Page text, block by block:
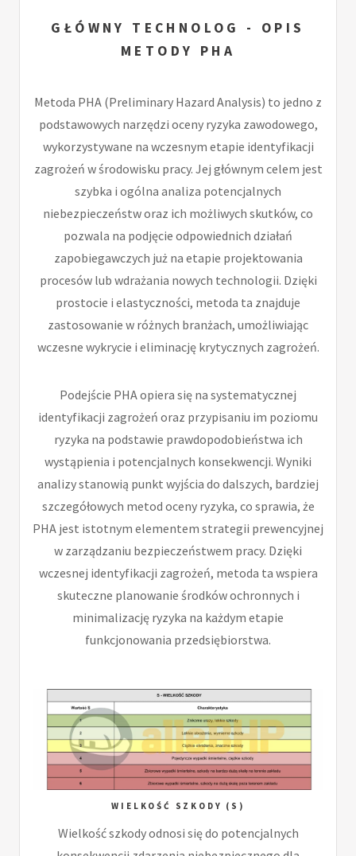
GŁÓWNY TECHNOLOG - OPIS
METODY PHA
Metoda PHA (Preliminary Hazard Analysis) to jedno z
podstawowych narzędzi oceny ryzyka zawodowego,
wykorzystywane na wczesnym etapie identyfikacji
zagrożeń w środowisku pracy. Jej głównym celem jest
szybka i ogólna analiza potencjalnych
niebezpieczeństw oraz ich możliwych skutków, co
pozwala na podjęcie odpowiednich działań
zapobiegawczych już na etapie projektowania
procesów lub wdrażania nowych technologii. Dzięki
prostocie i elastyczności, metoda ta znajduje
zastosowanie w różnych branżach, umożliwiając
wczesne wykrycie i eliminację krytycznych zagrożeń.
Podejście PHA opiera się na systematycznej
identyfikacji zagrożeń oraz przypisaniu im poziomu
ryzyka na podstawie prawdopodobieństwa ich
wystąpienia i potencjalnych konsekwencji. Wyniki
analizy stanowią punkt wyjścia do dalszych, bardziej
szczegółowych metod oceny ryzyka, co sprawia, że
PHA jest istotnym elementem strategii prewencyjnej
w zarządzaniu bezpieczeństwem pracy. Dzięki
wczesnej identyfikacji zagrożeń, metoda ta wspiera
skuteczne planowanie środków ochronnych i
minimalizację ryzyka na każdym etapie
funkcjonowania przedsiębiorstwa.
WIELKOŚĆ SZKODY (S)
Wielkość szkody odnosi się do potencjalnych